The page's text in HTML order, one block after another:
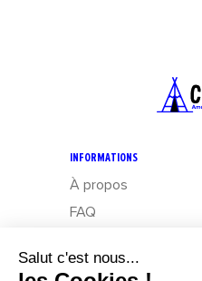
INFORMATIONS
À propos
FAQ
Mentions légales